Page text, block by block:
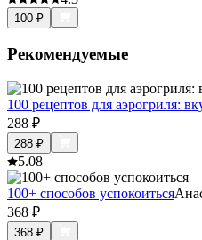
100 ₽
Рекомендуемые
100 рецептов для аэрогриля:
288 ₽
288 ₽
5.08
100+ способов успокоиться
368 ₽
368 ₽